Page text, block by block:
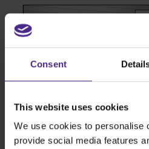
Consent
This website uses cookies
We use cookies to personalise
provide social media features